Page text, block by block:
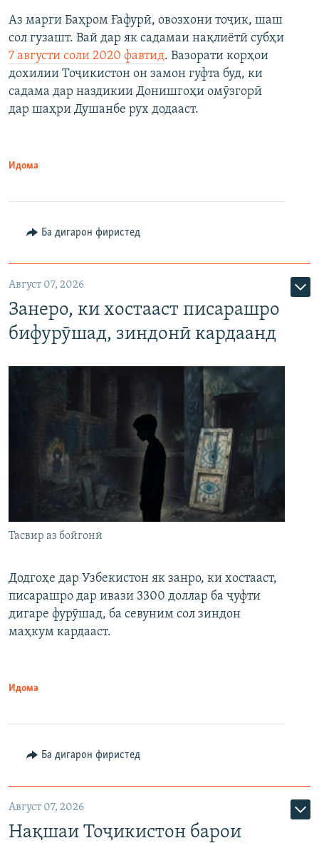
Аз марги Баҳром Ғафурӣ, овозхони тоҷик, шаш
сол гузашт. Вай дар як садамаи нақлиётӣ субҳи
7 августи соли 2020 фавтид. Вазорати корҳои
дохилии Тоҷикистон он замон гуфта буд, ки
садама дар наздикии Донишгоҳи омӯзгорӣ
дар шаҳри Душанбе рух додааст.
Идома
Ба дигарон фиристед
Август 07, 2026
Занеро, ки хостааст писарашро
бифурӯшад, зиндонӣ кардаанд
Тасвир аз бойгонӣ
Додгоҳе дар Узбекистон як занро, ки хостааст,
писарашро дар ивази 3300 доллар ба ҷуфти
дигаре фурӯшад, ба севуним сол зиндон
маҳкум кардааст.
Идома
Ба дигарон фиристед
Август 07, 2026
Нақшаи Тоҷикистон барои